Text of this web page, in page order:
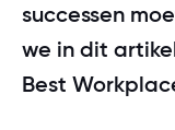
WEBINAR
Word ook
Best
Maak kennis
Fris terug,
Op de
Schrijf je in
successen
we in dit
Best